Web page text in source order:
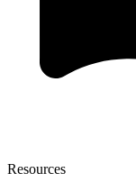
Resources